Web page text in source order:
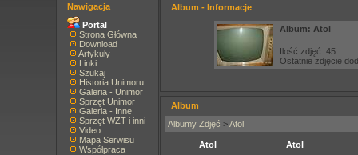
Nawigacja
Portal
Strona Główna
Download
Artykuły
Linki
Szukaj
Historia Unimoru
Galeria - Unimor
Sprzęt Unimor
Galeria - Inne
Sprzęt WZT i inni
Video
Mapa Serwisu
Współpraca
Album - Informacje
Album: Atol
Ilość zdjęć: 45
Ostatnie zdjęcie
Album
Albumy Zdjęć >Atol
Atol Atol